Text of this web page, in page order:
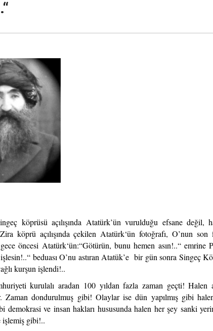
köprüsü açılışında Atatürk’ün vurulduğu efsane değil,
köprü açılışında çekilen Atatürk‘ün fotoğrafı, O’nun
gece öncesi Atatürk‘ün:“Götürün, bunu hemen asın!..“ emrine
beduası O’nu astıran Atatük’e bir gün sonra Singeç
kurşun işlendi!..
kurulalı aradan 100 yıldan fazla zaman geçti!
Zaman dondurulmuş gibi! Olaylar ise dün yapılmış gibi
demokrasi ve insan hakları hususunda halen her şey sanki
işlemiş gibi!..